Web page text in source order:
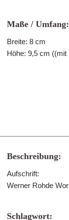
Maße / Umfang:
Breite: 8 cm
Höhe: 9,5 cm ((mit
Beschreibung:
Aufschrift:
Werner Rohde
Schlagwort: